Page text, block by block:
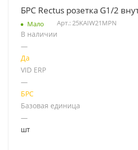
БРС Rectus розетка G1/2
Мало Арт.: 25KAIW21MPN
В наличии
—
Да
VID ERP
—
БРС
Базовая единица
—
шт